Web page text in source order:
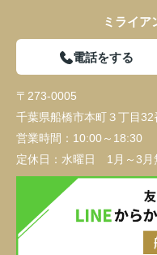
ミライ
電話をする
〒273-0005
千葉県船橋市本町３丁目
営業時間： 10:00～18:30
定休日： 水曜日 1月～3月